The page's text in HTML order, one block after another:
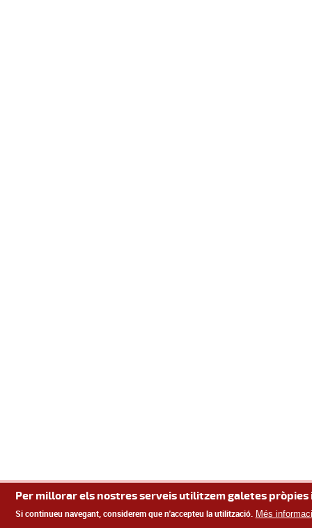
Per millorar els nostres serveis utilitzem galetes pròpies
Si continueu navegant, considerem que n'accepteu la utilització. Més